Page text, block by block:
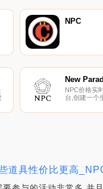
NPC
New
NPC价格实
台,创建一个
获利。
道具性价比更高